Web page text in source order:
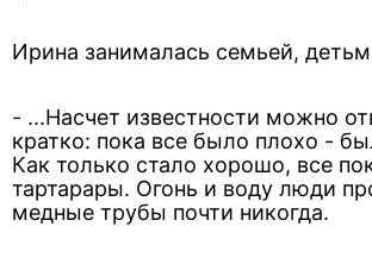
Ирина занималась семьей,
- ...Насчет известности можно
кратко: пока все было плохо -
Как только стало хорошо, все
тартарары. Огонь и воду люди
медные трубы почти никогда.